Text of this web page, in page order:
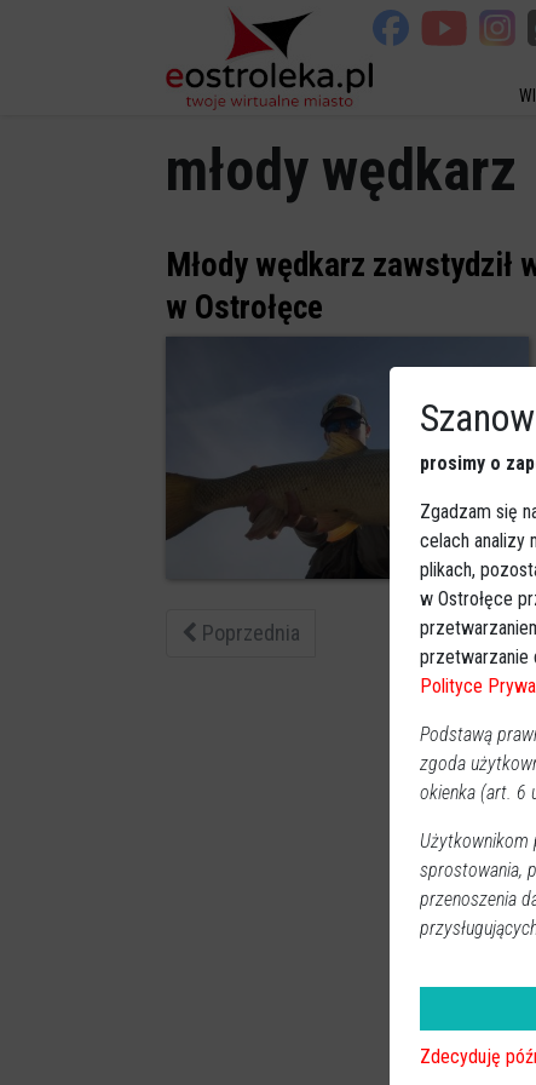
młody wędkarz
Młody wędkarz
w Ostrołęce
0
Poprzednia
prosimy o
Zgadzam się
celach analizy
plikach,
w Ostrołęce
przetwarzanie
Polityce
Podstawą
zgoda
okienka (art. 6
Użytkownikom
sprostowania,
przenoszenia
Zdecyduję